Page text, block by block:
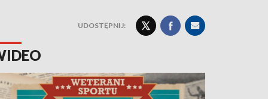
UDOSTĘPNIJ: